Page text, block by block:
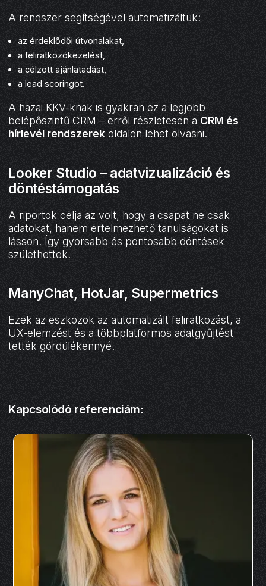
A rendszer segítségével automatizáltuk:
az érdeklődői útvonalakat,
a feliratkozókezelést,
a célzott ajánlatadást,
a lead scoringot.
A hazai KKV-knak is gyakran ez a legjobb
belépőszintű CRM – erről részletesen a CRM és
hírlevél rendszerek oldalon lehet olvasni.
Looker Studio – adatvizualizáció és
döntéstámogatás
A riportok célja az volt, hogy a csapat ne csak
adatokat, hanem értelmezhető tanulságokat is
lásson. Így gyorsabb és pontosabb döntések
születhettek.
ManyChat, HotJar, Supermetrics
Ezek az eszközök az automatizált feliratkozást, a
UX-elemzést és a többplatformos adatgyűjtést
tették gördülékennyé.
Kapcsolódó referenciám: